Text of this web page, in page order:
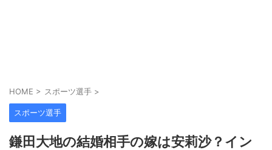
HOME > スポーツ選手 >
スポーツ選手
鎌田大地の結婚相手の嫁は安莉沙？イン